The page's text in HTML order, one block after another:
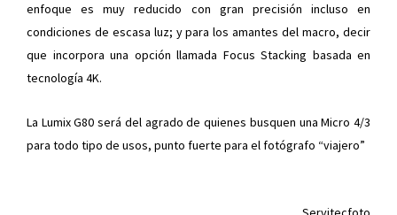
enfoque es muy reducido con gran precisión incluso en
condiciones de escasa luz; y para los amantes del macro, decir
que incorpora una opción llamada Focus Stacking basada en
tecnología 4K.
La Lumix G80 será del agrado de quienes busquen una Micro 4/3
para todo tipo de usos, punto fuerte para el fotógrafo “viajero”